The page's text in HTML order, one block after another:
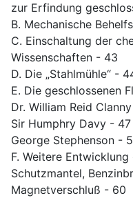
zur Erfindung
B. Mechanische
C. Einschaltung der
Wissenschaften - 43
D. Die „Stahlmühle“ -
E. Die geschlossenen
Dr. William Reid
Sir Humphry Davy - 47
George Stephenson -
F. Weitere
Schutzmantel,
Magnetverschluß - 60